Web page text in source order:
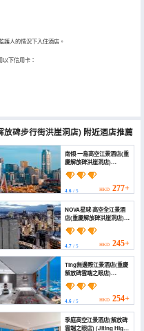
護人的情況下入住酒店。
下信用卡：
放碑步行街洪崖洞店) 附近酒店推薦
南傾·一島高空江景酒店(重
慶解放碑洪崖洞店)
(Nanqing Yidao
Guesthouse
Jiefangbei))
4.6/ 5 HKD 277+
NOVA星球·高空全江景酒
店(重慶解放碑洪崖洞店)
(NOVA Planet High
Altitude River View
Hotel)
4.7/ 5 HKD 245+
Ting無邊際江景酒店(重慶
解放碑雲端之眼店)
(Chongqing Ting high
altitude riverview hotel)
4.6/ 5 HKD 254+
季庭高空江景酒店(解放碑
雲端之眼店) (Jiting High-